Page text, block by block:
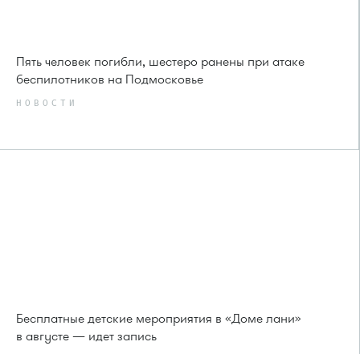
Пять человек погибли, шестеро ранены при атаке
беспилотников на Подмосковье
НОВОСТИ
Бесплатные детские мероприятия в «Доме лани»
в августе — идет запись